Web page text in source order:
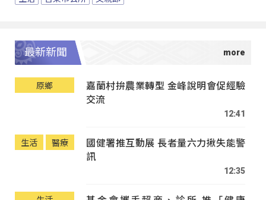
最新新聞
原鄉
嘉蘭村拚農業轉型 金峰說明會促經驗
交流
12:41
生活 醫療
國健署推互動展 長者量六力揪失能警
訊
12:35